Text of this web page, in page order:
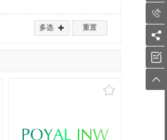
多选  重置



